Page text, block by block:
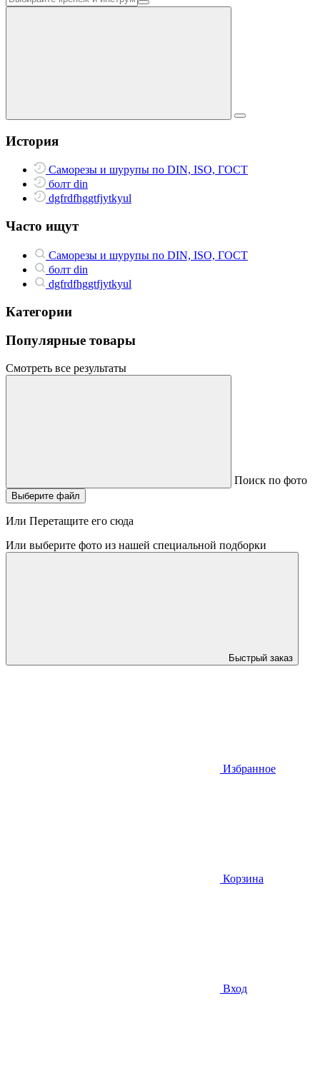
История
Саморезы и шурупы по DIN, ISO, ГОСТ
болт din
dgfrdfhggtfjytkyul
Часто ищут
Саморезы и шурупы по DIN, ISO, ГОСТ
болт din
dgfrdfhggtfjytkyul
Категории
Популярные товары
Смотреть все результаты
Поиск по фото
Выберите файл
Или Перетащите его сюда
Или выберите фото из нашей специальной подборки
Быстрый заказ
Избранное
Корзина
Вход